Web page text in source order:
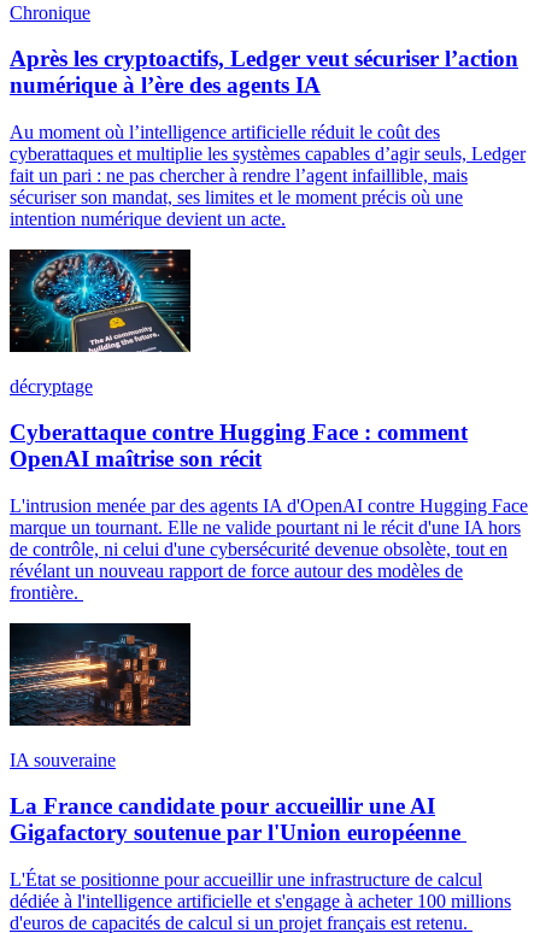
Chronique
Après les cryptoactifs, Ledger veut sécuriser l’action
numérique à l’ère des agents IA
Au moment où l’intelligence artificielle réduit le coût des
cyberattaques et multiplie les systèmes capables d’agir seuls, Ledger
fait un pari : ne pas chercher à rendre l’agent infaillible, mais
sécuriser son mandat, ses limites et le moment précis où une
intention numérique devient un acte.
décryptage
Cyberattaque contre Hugging Face : comment
OpenAI maîtrise son récit
L'intrusion menée par des agents IA d'OpenAI contre Hugging Face
marque un tournant. Elle ne valide pourtant ni le récit d'une IA hors
de contrôle, ni celui d'une cybersécurité devenue obsolète, tout en
révélant un nouveau rapport de force autour des modèles de
frontière.
IA souveraine
La France candidate pour accueillir une AI
Gigafactory soutenue par l'Union européenne
L'État se positionne pour accueillir une infrastructure de calcul
dédiée à l'intelligence artificielle et s'engage à acheter 100 millions
d'euros de capacités de calcul si un projet français est retenu.